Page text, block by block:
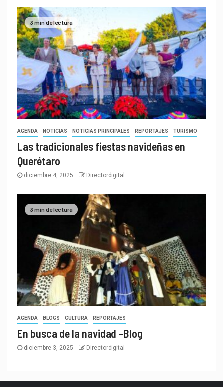
3 min de lectura
AGENDA NOTICIAS NOTICIAS PRINCIPALES REPORTAJES TURISMO
Las tradicionales fiestas navideñas en
Querétaro
diciembre 4, 2025 Directordigital
3 min de lectura
AGENDA BLOGS CULTURA REPORTAJES
En busca de la navidad –Blog
diciembre 3, 2025 Directordigital